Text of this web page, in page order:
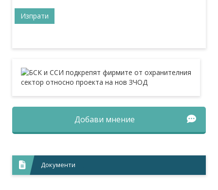
Добави мнение
Документи